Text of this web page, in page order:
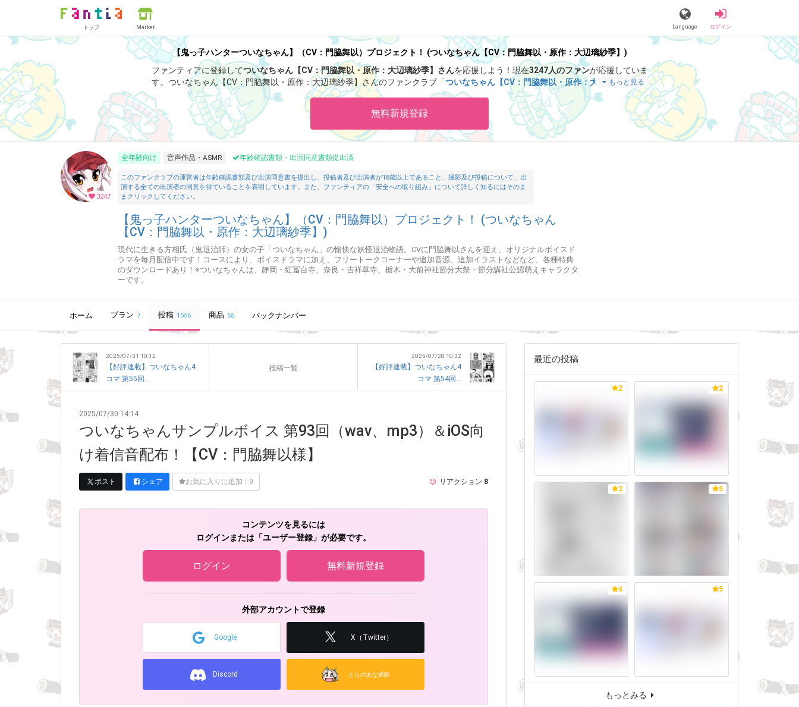
トップ Market Language ログイン
【鬼っ子ハンターついなちゃん】（CV：門脇舞以）プロジェクト！ (ついなちゃん【CV：門脇舞以・原作：大辺璃紗季】)
ファンティアに登録してついなちゃん【CV：門脇舞以・原作：大辺璃紗季】さんを応援しよう！ 現在3247人のファンが応援していま
す。 ついなちゃん【CV：門脇舞以・原作：大辺璃紗季】さんのファンクラブ「ついなちゃん【CV：門脇舞以・原作：大辺璃紗季】」
では、「
【8/23】如月追儺祭トークライブ予約お申込み開始❣️【SPゲスト：とろ美様🌟】
」などの特別なコンテンツをお楽しみいただ
もっと見る
無料新規登録
3247
全年齢向け 音声作品・ASMR 年齢確認書類・出演同意書類提出済
このファンクラブの運営者は年齢確認書類及び出演同意書を提出し、投稿者及び出演者が18歳以上であること、撮影及び投稿について、出
演する全ての出演者の同意を得ていることを表明しています。また、ファンティアの「安全への取り組み」について詳しく知るにはそのま
まクリックしてください。
【鬼っ子ハンターついなちゃん】（CV：門脇舞以）プロジェクト！ (ついなちゃん
【CV：門脇舞以・原作：大辺璃紗季】)
現代に生きる方相氏（鬼退治師）の女の子「ついなちゃん」の愉快な妖怪退治物語。CVに門脇舞以さんを迎え、オリジナルボイスド
ラマを毎月配信中です！コースにより、ボイスドラマに加え、フリートークコーナーや追加音源、追加イラストなどなど、各種特典
のダウンロードあり！※ついなちゃんは、静岡・紅冨台寺、奈良・吉祥草寺、栃木・大前神社節分大祭・節分講社公認萌えキャラクタ
ーです。
ホーム プラン 7 投稿 1556 商品 55 バックナンバー
2025/07/31 10:12
【好評連載】ついなちゃん4
コマ 第55回...
投稿一覧
2025/07/28 10:32
【好評連載】ついなちゃん4
コマ 第54回...
2025/07/30 14:14
ついなちゃんサンプルボイス 第93回（wav、mp3）＆iOS向
け着信音配布！【CV：門脇舞以様】
ポスト シェア お気に入りに追加 9 リアクション 8
コンテンツを見るには
ログインまたは「ユーザー登録」が必要です。
ログイン 無料新規登録
外部アカウントで登録
Google X（Twitter）
Discord とらのあな通販
最近の投稿
2 2
2 5
4 5
もっとみる